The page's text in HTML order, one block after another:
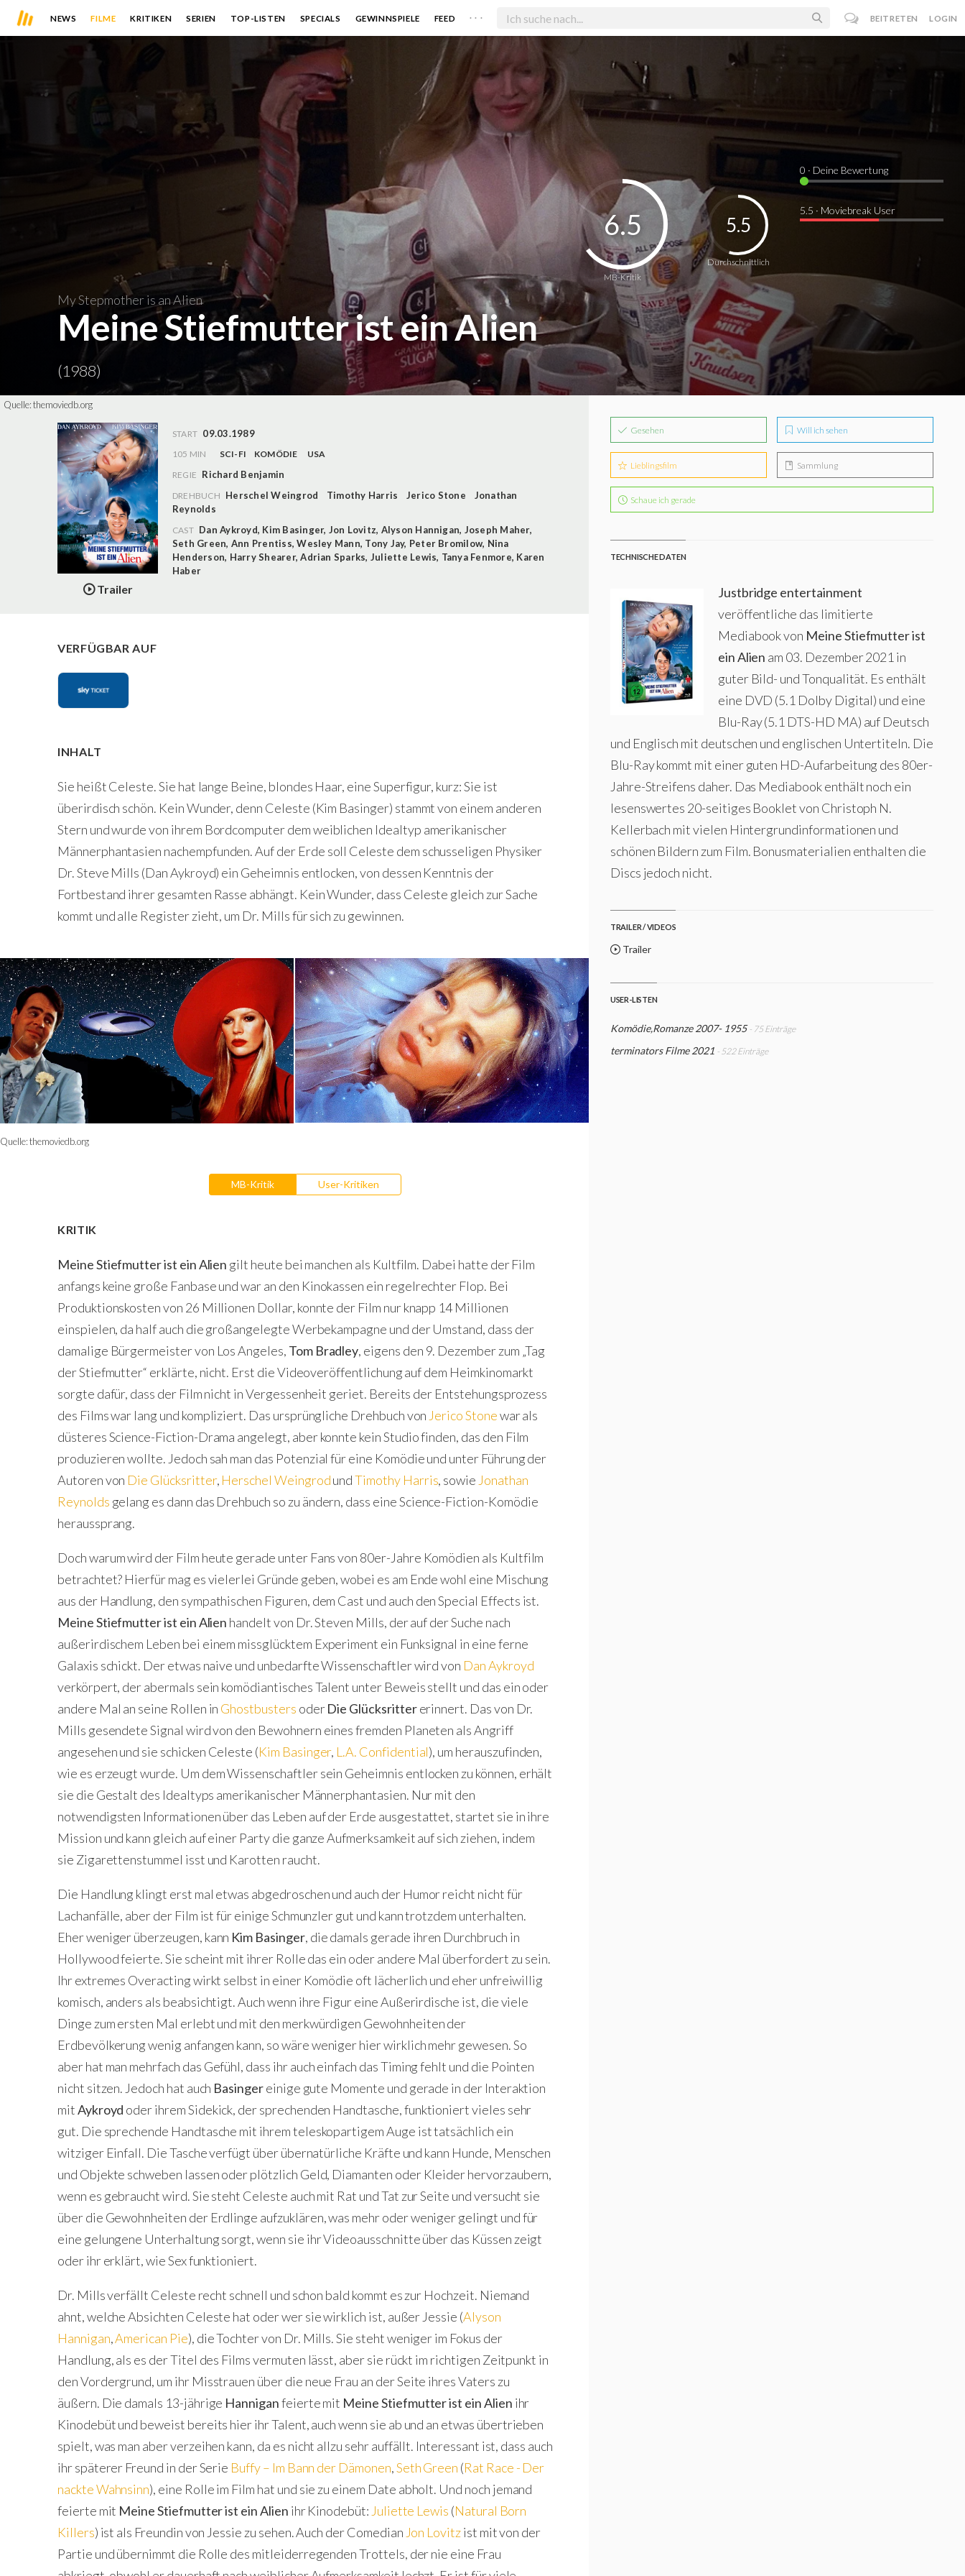
NEWS FILME KRITIKEN SERIEN TOP-LISTEN SPECIALS GEWINNSPIELE FEED . . . BEITRETEN LOGIN
My Stepmother is an Alien
Meine Stiefmutter ist ein Alien
(1988)
MB-Kritik
6.5
Durchschnittlich
5.5
0 · Deine Bewertung
5.5 · Moviebreak User
Quelle:themoviedb.org
Trailer
START 09.03.1989
105 MIN SCI-FI KOMÖDIE
USA
REGIE Richard Benjamin
DREHBUCH Herschel Weingrod Timothy Harris Jerico Stone
Jonathan
Reynolds
CAST Dan Aykroyd, Kim Basinger, Jon Lovitz, Alyson Hannigan, Joseph Maher,
Seth Green, Ann Prentiss,Wesley Mann, Tony Jay, Peter Bromilow, Nina
Henderson, Harry Shearer,Adrian Sparks, Juliette Lewis, Tanya Fenmore, Karen
Haber
VERFÜGBAR AUF
INHALT
Sie heißt Celeste. Sie hat lange Beine, blondes Haar, eine Superfigur, kurz: Sie ist
überirdisch schön. Kein Wunder, denn Celeste (Kim Basinger) stammt von einem anderen
Stern und wurde von ihrem Bordcomputer dem weiblichen Idealtyp amerikanischer
Männerphantasien nachempfunden. Auf der Erde soll Celeste dem schusseligen Physiker
Dr. Steve Mills (Dan Aykroyd) ein Geheimnis entlocken, von dessen Kenntnis der
Fortbestand ihrer gesamten Rasse abhängt. Kein Wunder, dass Celeste gleich zur Sache
kommt und alle Register zieht, um Dr. Mills für sich zu gewinnen.
Quelle:themoviedb.org
MB-Kritik User-Kritiken
KRITIK
Meine Stiefmutter ist ein Alien gilt heute bei manchen als Kultfilm. Dabei hatte der Film
anfangs keine große Fanbase und war an den Kinokassen ein regelrechter Flop. Bei
Produktionskosten von 26 Millionen Dollar, konnte der Film nur knapp 14 Millionen
einspielen, da half auch die großangelegte Werbekampagne und der Umstand, dass der
damalige Bürgermeister von Los Angeles, Tom Bradley, eigens den 9. Dezember zum „Tag
der Stiefmutter“ erklärte, nicht. Erst die Videoveröffentlichung auf dem Heimkinomarkt
sorgte dafür, dass der Film nicht in Vergessenheit geriet. Bereits der Entstehungsprozess
des Films war lang und kompliziert. Das ursprüngliche Drehbuch von Jerico Stonewar als
düsteres Science-Fiction-Drama angelegt, aber konnte kein Studio finden, das den Film
produzieren wollte. Jedoch sah man das Potenzial für eine Komödie und unter Führung der
Autoren von Die Glücksritter, Herschel WeingrodundTimothy Harris, sowie Jonathan
Reynolds gelang es dann das Drehbuch so zu ändern, dass eine Science-Fiction-Komödie
heraussprang.
Doch warum wird der Film heute gerade unter Fans von 80er-Jahre Komödien als Kultfilm
betrachtet? Hierfür mag es vielerlei Gründe geben, wobei es am Ende wohl eine Mischung
aus der Handlung, den sympathischen Figuren, dem Cast und auch den Special Effects ist.
Meine Stiefmutter ist ein Alien handelt von Dr. Steven Mills, der auf der Suche nach
außerirdischem Leben bei einem missglücktem Experiment ein Funksignal in eine ferne
Galaxis schickt. Der etwas naive und unbedarfte Wissenschaftler wird von Dan Aykroyd
verkörpert, der abermals sein komödiantisches Talent unter Beweis stellt und das ein oder
andere Mal an seine Rollen in Ghostbusters oderDie Glücksrittererinnert. Das von Dr.
Mills gesendete Signal wird von den Bewohnern eines fremden Planeten als Angriff
angesehen und sie schicken Celeste (Kim Basinger, L.A. Confidential), um herauszufinden,
wie es erzeugt wurde. Um dem Wissenschaftler sein Geheimnis entlocken zu können, erhält
sie die Gestalt des Idealtyps amerikanischer Männerphantasien. Nur mit den
notwendigsten Informationen über das Leben auf der Erde ausgestattet, startet sie in ihre
Mission und kann gleich auf einer Party die ganze Aufmerksamkeit auf sich ziehen, indem
sie Zigarettenstummel isst und Karotten raucht.
Die Handlung klingt erst mal etwas abgedroschen und auch der Humor reicht nicht für
Lachanfälle, aber der Film ist für einige Schmunzler gut und kann trotzdem unterhalten.
Eher weniger überzeugen, kann Kim Basinger, die damals gerade ihren Durchbruch in
Hollywood feierte. Sie scheint mit ihrer Rolle das ein oder andere Mal überfordert zu sein.
Ihr extremes Overacting wirkt selbst in einer Komödie oft lächerlich und eher unfreiwillig
komisch, anders als beabsichtigt. Auch wenn ihre Figur eine Außerirdische ist, die viele
Dinge zum ersten Mal erlebt und mit den merkwürdigen Gewohnheiten der
Erdbevölkerung wenig anfangen kann, so wäre weniger hier wirklich mehr gewesen. So
aber hat man mehrfach das Gefühl, dass ihr auch einfach das Timing fehlt und die Pointen
nicht sitzen. Jedoch hat auch Basingereinige gute Momente und gerade in der Interaktion
mitAykroyd oder ihrem Sidekick, der sprechenden Handtasche, funktioniert vieles sehr
gut. Die sprechende Handtasche mit ihrem teleskopartigem Auge ist tatsächlich ein
witziger Einfall. Die Tasche verfügt über übernatürliche Kräfte und kann Hunde, Menschen
und Objekte schweben lassen oder plötzlich Geld, Diamanten oder Kleider hervorzaubern,
wenn es gebraucht wird. Sie steht Celeste auch mit Rat und Tat zur Seite und versucht sie
über die Gewohnheiten der Erdlinge aufzuklären, was mehr oder weniger gelingt und für
eine gelungene Unterhaltung sorgt, wenn sie ihr Videoausschnitte über das Küssen zeigt
oder ihr erklärt, wie Sex funktioniert.
Dr. Mills verfällt Celeste recht schnell und schon bald kommt es zur Hochzeit. Niemand
ahnt, welche Absichten Celeste hat oder wer sie wirklich ist, außer Jessie (Alyson
Hannigan,American Pie), die Tochter von Dr. Mills. Sie steht weniger im Fokus der
Handlung, als es der Titel des Films vermuten lässt, aber sie rückt im richtigen Zeitpunkt in
den Vordergrund, um ihr Misstrauen über die neue Frau an der Seite ihres Vaters zu
äußern. Die damals 13-jährige Hanniganfeierte mit Meine Stiefmutter ist ein Alien ihr
Kinodebüt und beweist bereits hier ihr Talent, auch wenn sie ab und an etwas übertrieben
spielt, was man aber verzeihen kann, da es nicht allzu sehr auffällt. Interessant ist, dass auch
ihr späterer Freund in der Serie Buffy – Im Bann der Dämonen,Seth Green (Rat Race - Der
nackte Wahnsinn), eine Rolle im Film hat und sie zu einem Date abholt. Und noch jemand
feierte mit Meine Stiefmutter ist ein Alien ihr Kinodebüt: Juliette Lewis (Natural Born
Killers) ist als Freundin von Jessie zu sehen. Auch der Comedian Jon Lovitzist mit von der
Partie und übernimmt die Rolle des mitleiderregenden Trottels, der nie eine Frau
Gesehen Will ich sehen
Lieblingsfilm Sammlung
Schaue ich gerade
TECHNISCHE DATEN
Justbridge entertainment
veröffentliche das limitierte
Mediabook von Meine Stiefmutter ist
ein Alien am 03. Dezember 2021 in
guter Bild- und Tonqualität. Es enthält
eine DVD (5.1 Dolby Digital) und eine
Blu-Ray (5.1 DTS-HD MA) auf Deutsch
und Englisch mit deutschen und englischen Untertiteln. Die
Blu-Ray kommt mit einer guten HD-Aufarbeitung des 80er-
Jahre-Streifens daher. Das Mediabook enthält noch ein
lesenswertes 20-seitiges Booklet von Christoph N.
Kellerbach mit vielen Hintergrundinformationen und
schönen Bildern zum Film. Bonusmaterialien enthalten die
Discs jedoch nicht.
TRAILER / VIDEOS
Trailer
USER-LISTEN
Komödie,Romanze 2007- 1955 - 75 Einträge
terminators Filme 2021 - 522 Einträge